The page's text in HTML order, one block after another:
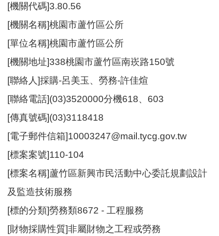
竹
區
介
紹
訊
公
告
生
便
民
訊
機
關
訊
[機關代碼]3.80.56
[機關名稱]桃園市蘆竹區公所
[單位名稱]桃園市蘆竹區公所
[機關地址]338桃園市蘆竹區南崁路150號
[聯絡人]採購-呂美玉、勞務-許佳煊
[聯絡電話](03)3520000分機618、603
[傳真號碼](03)3118418
[電子郵件信箱]10003247@mail.tycg.gov.tw
[標案案號]110-104
[標案名稱]蘆竹區新興市民活動中心委託規劃設計
及監造技術服務
[標的分類]勞務類8672 - 工程服務
[財物採購性質]非屬財物之工程或勞務